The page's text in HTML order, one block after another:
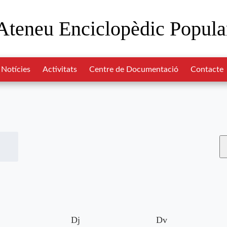
Enciclopèdic
Notícies Activitats Centre de Documentació Contacte
Dj Dv